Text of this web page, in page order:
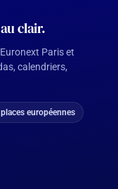
clair.
Paris et
calendriers,
européennes